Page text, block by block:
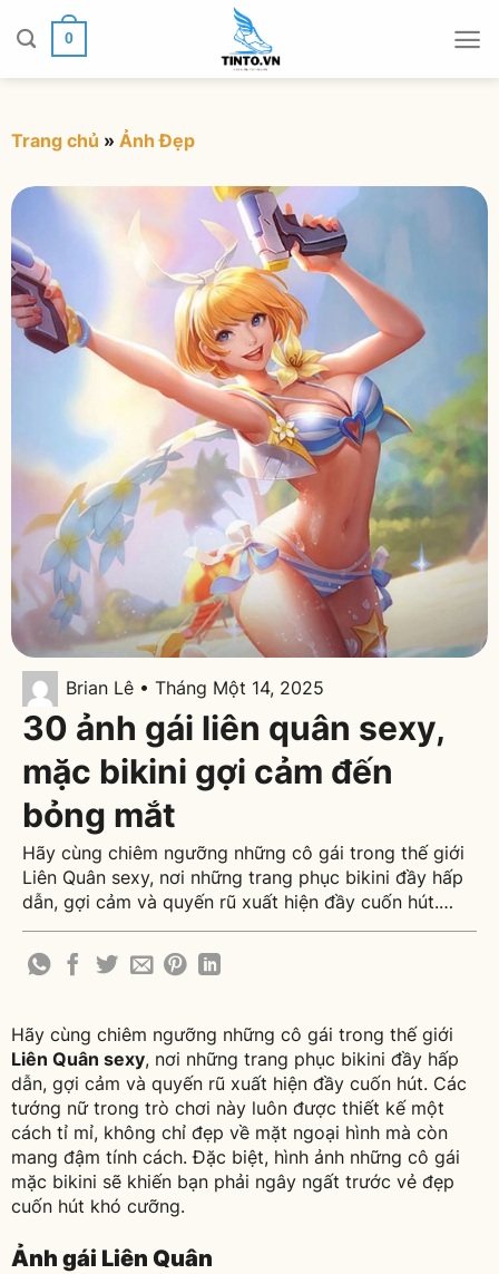
Chuyển
đến
0
Trang chủ » Ảnh Đẹp
Brian Lê • Tháng Một 14, 2025
30 ảnh gái liên quân sexy,
mặc bikini gợi cảm đến
bỏng mắt
Hãy cùng chiêm ngưỡng những cô gái trong thế giới
Liên Quân sexy, nơi những trang phục bikini đầy hấp
dẫn, gợi cảm và quyến rũ xuất hiện đầy cuốn hút.
Các tướng nữ trong trò chơi này luôn được thiết kế
một cách tỉ mỉ, không chỉ đẹp về mặt ngoại hình mà
còn [...]
Hãy cùng chiêm ngưỡng những cô gái trong thế giới
Liên Quân sexy, nơi những trang phục bikini đầy hấp
dẫn, gợi cảm và quyến rũ xuất hiện đầy cuốn hút. Các
tướng nữ trong trò chơi này luôn được thiết kế một
cách tỉ mỉ, không chỉ đẹp về mặt ngoại hình mà còn
mang đậm tính cách. Đặc biệt, hình ảnh những cô gái
mặc bikini sẽ khiến bạn phải ngây ngất trước vẻ đẹp
cuốn hút khó cưỡng.
Ảnh gái Liên Quân